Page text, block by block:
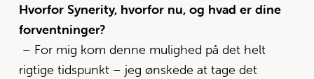
Hvorfor Synerity, hvorfor nu, og hvad er dine
forventninger?
– For mig kom denne mulighed på det helt
rigtige tidspunkt – jeg ønskede at tage det